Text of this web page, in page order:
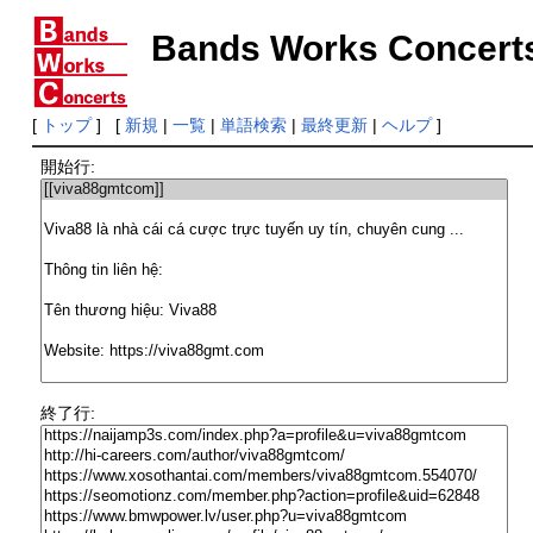
Bands Works
[ トップ] [ 新規 | 一覧| 単語検索| 最終更新| ヘルプ]
開始行:
終了行: